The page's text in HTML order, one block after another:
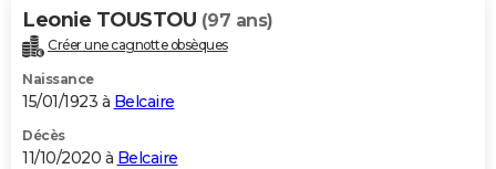
Leonie TOUSTOU (97 ans)
Créer une cagnotte obsèques
Naissance
15/01/1923 à Belcaire
Décès
11/10/2020 à Belcaire